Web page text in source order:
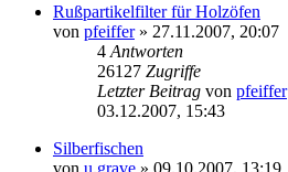
Rußpartikelfilter für Holzöfen
von pfeiffer» 27.11.2007, 20:07
4 Antworten
26127 Zugriffe
Letzter Beitrag von pfeiffer
03.12.2007, 15:43
Silberfischen
von u.grave » 09.10.2007, 13:19